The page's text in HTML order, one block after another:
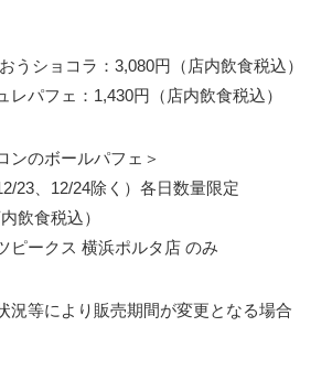
うショコラ：3,080円（店内飲食税込）
レパフェ：1,430円（店内飲食税込）
ンのボールパフェ＞
23、12/24除く）各日数量限定
飲食税込）
ピークス 横浜ポルタ店 のみ
況等により販売期間が変更となる場合